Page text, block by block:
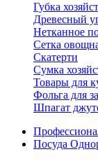
Губка
Древесный
Нетканное
Сетка
Скатерти
Сумка
Товары для
Фольга для
Шпагат
Посуда